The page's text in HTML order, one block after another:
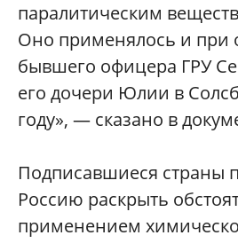
паралитическим
Оно применялось и при
бывшего офицера ГРУ
его дочери Юлии в
году», — сказано в
Подписавшиеся страны
Россию раскрыть
применением